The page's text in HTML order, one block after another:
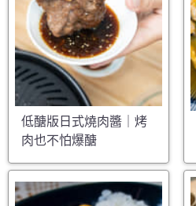
低醣版日式燒肉醬｜烤
肉也不怕爆醣